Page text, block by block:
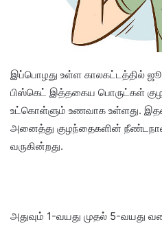
இப்பொழது உள்ள காலகட்டத்தில்
பிஸ்கெட் இத்தகைய பொருட்கள்
உட்கொள்ளும் உணவாக உள்ளது.
அனைத்து குழந்தைகளின்
வருகின்றது.
அதுவும் 1-வயது முதல் 5-வயது